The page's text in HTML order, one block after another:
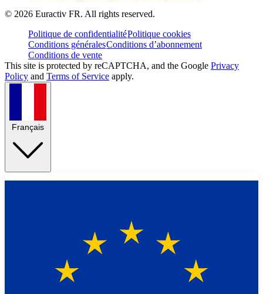
© 2026 Euractiv FR. All rights reserved.
Politique de confidentialitéPolitique cookies
Conditions généralesConditions d’abonnement
Conditions de vente
This site is protected by reCAPTCHA, and the Google Privacy
Policy and Terms of Service apply.
Français